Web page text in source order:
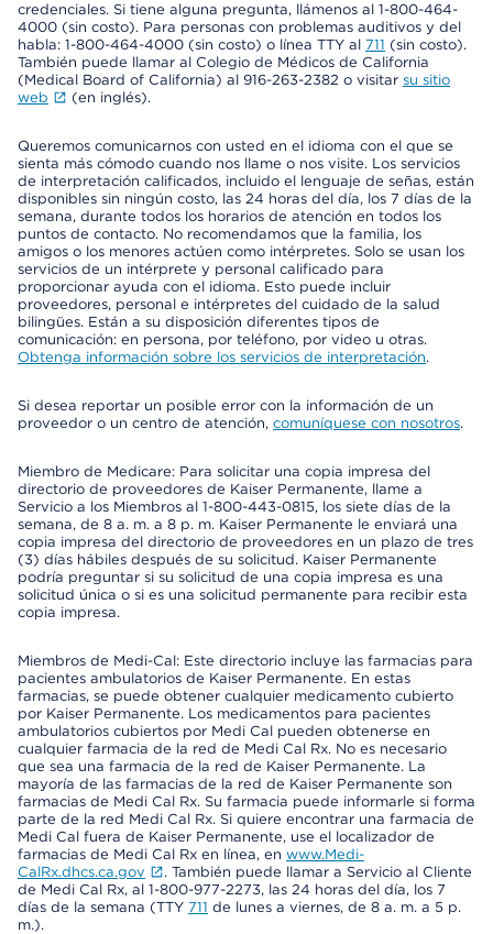
credenciales. Si tiene alguna pregunta, llámenos al 1-800-464-
4000 (sin costo). Para personas con problemas auditivos y del
habla: 1-800-464-4000 (sin costo) o línea TTY al 711 (sin costo).
También puede llamar al Colegio de Médicos de California
(Medical Board of California) al 916-263-2382 o visitar su sitio
web
(en inglés).
Queremos comunicarnos con usted en el idioma con el que se
sienta más cómodo cuando nos llame o nos visite. Los servicios
de interpretación calificados, incluido el lenguaje de señas, están
disponibles sin ningún costo, las 24 horas del día, los 7 días de la
semana, durante todos los horarios de atención en todos los
puntos de contacto. No recomendamos que la familia, los
amigos o los menores actúen como intérpretes. Solo se usan los
servicios de un intérprete y personal calificado para
proporcionar ayuda con el idioma. Esto puede incluir
proveedores, personal e intérpretes del cuidado de la salud
bilingües. Están a su disposición diferentes tipos de
comunicación: en persona, por teléfono, por video u otras.
Obtenga información sobre los servicios de interpretación.
Si desea reportar un posible error con la información de un
proveedor o un centro de atención, comuníquese con nosotros.
Miembro de Medicare: Para solicitar una copia impresa del
directorio de proveedores de Kaiser Permanente, llame a
Servicio a los Miembros al 1-800-443-0815, los siete días de la
semana, de 8 a. m. a 8 p. m. Kaiser Permanente le enviará una
copia impresa del directorio de proveedores en un plazo de tres
(3) días hábiles después de su solicitud. Kaiser Permanente
podría preguntar si su solicitud de una copia impresa es una
solicitud única o si es una solicitud permanente para recibir esta
copia impresa.
Miembros de Medi-Cal: Este directorio incluye las farmacias para
pacientes ambulatorios de Kaiser Permanente. En estas
farmacias, se puede obtener cualquier medicamento cubierto
por Kaiser Permanente. Los medicamentos para pacientes
ambulatorios cubiertos por Medi Cal pueden obtenerse en
cualquier farmacia de la red de Medi Cal Rx. No es necesario
que sea una farmacia de la red de Kaiser Permanente. La
mayoría de las farmacias de la red de Kaiser Permanente son
farmacias de Medi Cal Rx. Su farmacia puede informarle si forma
parte de la red Medi Cal Rx. Si quiere encontrar una farmacia de
Medi Cal fuera de Kaiser Permanente, use el localizador de
farmacias de Medi Cal Rx en línea, en www.Medi-
CalRx.dhcs.ca.gov
. También puede llamar a Servicio al Cliente
de Medi Cal Rx, al 1-800-977-2273, las 24 horas del día, los 7
días de la semana (TTY 711 de lunes a viernes, de 8 a. m. a 5 p.
m.).